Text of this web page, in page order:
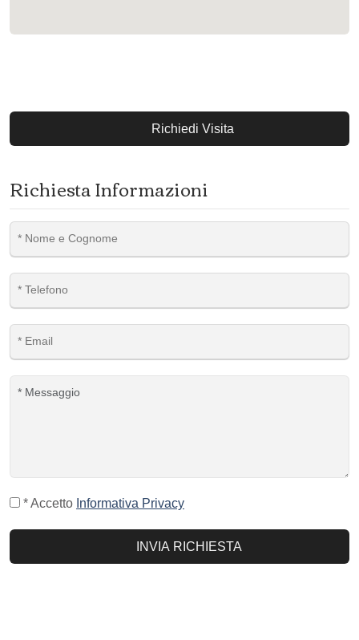
Richiedi Visita
Richiesta Informazioni
* Accetto Informativa Privacy
INVIA RICHIESTA